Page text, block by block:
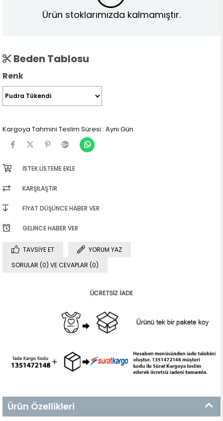
Ürün stoklarımızda kalmamıştır.
Beden Tablosu
Renk
Kargoya Tahmini Teslim Süresi : Aynı Gün
İSTEK LISTEME EKLE
KARŞILAŞTIR
FIYAT DÜŞÜNCE HABER VER
GELINCE HABER VER
TAVSIYE ET
YORUM YAZ
SORULAR (0) VE CEVAPLAR (0)
Ürün Özellikleri